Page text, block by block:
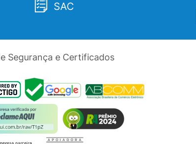
SAC
Segurança e Certificados